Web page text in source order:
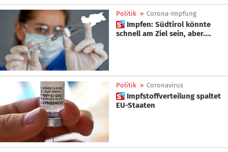
Politik » Corona-Impfung
 Impfen: Südtirol könnte
schnell am Ziel sein, aber....
Politik » Coronavirus
 Impfstoffverteilung spaltet
EU-Staaten